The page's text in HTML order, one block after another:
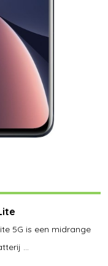
5G is een midrange
...